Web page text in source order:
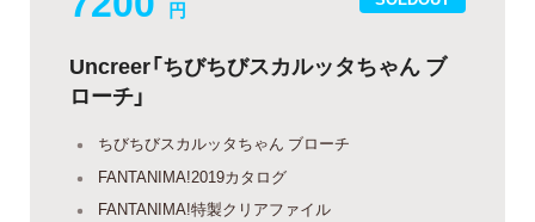
円
Uncreer「ちびちびスカルッタちゃん ブ
ローチ」
ちびちびスカルッタちゃん ブローチ
FANTANIMA!2019カタログ
FANTANIMA!特製クリアファイル